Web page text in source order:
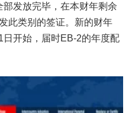
发放完毕，在本财年剩余
此类别的签证。新的财年
日开始，届时EB-2的年度配